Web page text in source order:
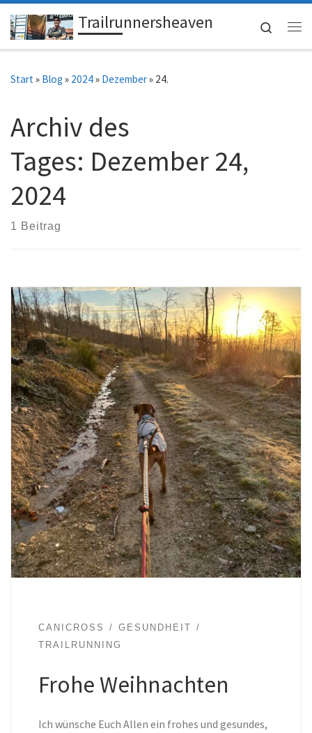
Zum Inhalt springenTrailrunnersheaven
Search
Start» Blog » 2024» Dezember» 24.
Archiv des
Tages: Dezember 24,
2024
1 Beitrag
CANICROSS
GESUNDHEIT
TRAILRUNNING
Frohe Weihnachten
Ich wünsche Euch Allen ein frohes und gesundes,